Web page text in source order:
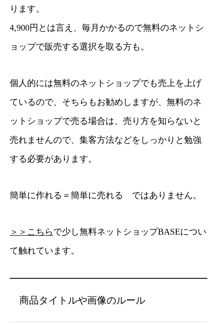
ります。
4,900円とは言え、毎月かかるので無料のネットシ
ョップで販売する選択を取る方も。
個人的には無料のネットショップでも売上を上げ
ているので、そちらもお勧めしますが、無料のネ
ットショップで売る場合は、売り方を知らないと
売れませんので、集客方法などをしっかりと勉強
する必要があります。
簡単に作れる＝簡単に売れる ではありません。
＞＞こちらで少し無料ネットショップBASEについ
て触れています。
商品タイトルや画像のルール